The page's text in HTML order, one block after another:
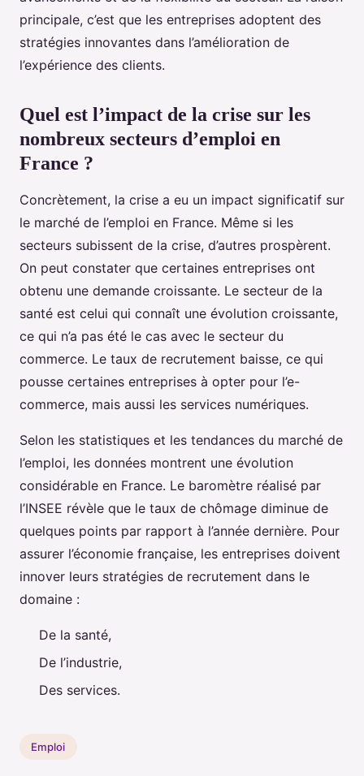
principale, c’est que les entreprises adoptent des
stratégies innovantes dans l’amélioration de
l’expérience des clients.
Quel est l’impact de la crise sur les
nombreux secteurs d’emploi en
France ?
Concrètement, la crise a eu un impact significatif sur
le marché de l’emploi en France. Même si les
secteurs subissent de la crise, d’autres prospèrent.
On peut constater que certaines entreprises ont
obtenu une demande croissante. Le secteur de la
santé est celui qui connaît une évolution croissante,
ce qui n’a pas été le cas avec le secteur du
commerce. Le taux de recrutement baisse, ce qui
pousse certaines entreprises à opter pour l’e-
commerce, mais aussi les services numériques.
Selon les statistiques et les tendances du marché de
l’emploi, les données montrent une évolution
considérable en France. Le baromètre réalisé par
l’INSEE révèle que le taux de chômage diminue de
quelques points par rapport à l’année dernière. Pour
assurer l’économie française, les entreprises doivent
innover leurs stratégies de recrutement dans le
domaine :
De la santé,
De l’industrie,
Des services.
Emploi